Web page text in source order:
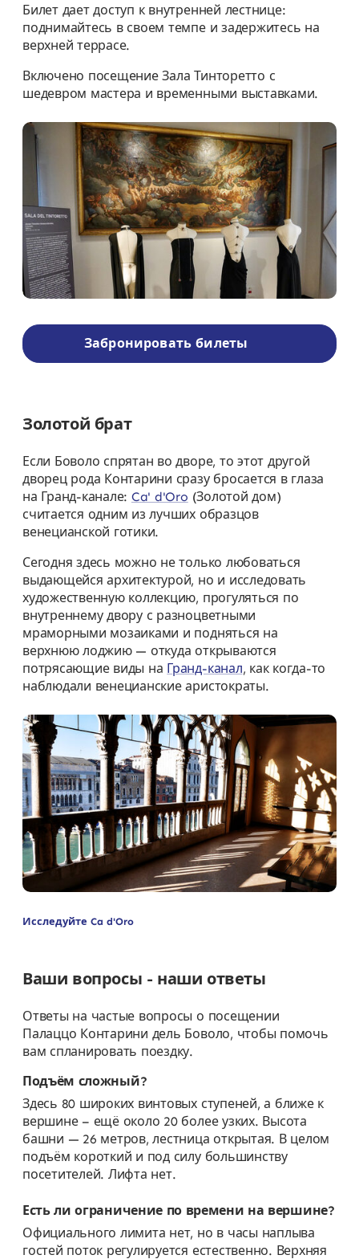
Билет дает доступ к внутренней лестнице:
поднимайтесь в своем темпе и задержитесь на
верхней террасе.
Включено посещение Зала Тинторетто с
шедевром мастера и временными выставками.
Забронировать билеты
Золотой брат
Если Боволо спрятан во дворе, то этот другой
дворец рода Контарини сразу бросается в глаза
на Гранд-канале: Ca' d'Oro (Золотой дом)
считается одним из лучших образцов
венецианской готики.
Сегодня здесь можно не только любоваться
выдающейся архитектурой, но и исследовать
художественную коллекцию, прогуляться по
внутреннему двору с разноцветными
мраморными мозаиками и подняться на
верхнюю лоджию — откуда открываются
потрясающие виды на Гранд-канал, как когда-то
наблюдали венецианские аристократы.
Исследуйте Ca d'Oro
Ваши вопросы - наши ответы
Ответы на частые вопросы о посещении
Палаццо Контарини дель Боволо, чтобы помочь
вам спланировать поездку.
Подъём сложный?
Здесь 80 широких винтовых ступеней, а ближе к
вершине – ещё около 20 более узких. Высота
башни — 26 метров, лестница открытая. В целом
подъём короткий и под силу большинству
посетителей. Лифта нет.
Есть ли ограничение по времени на вершине?
Официального лимита нет, но в часы наплыва
гостей поток регулируется естественно. Верхняя